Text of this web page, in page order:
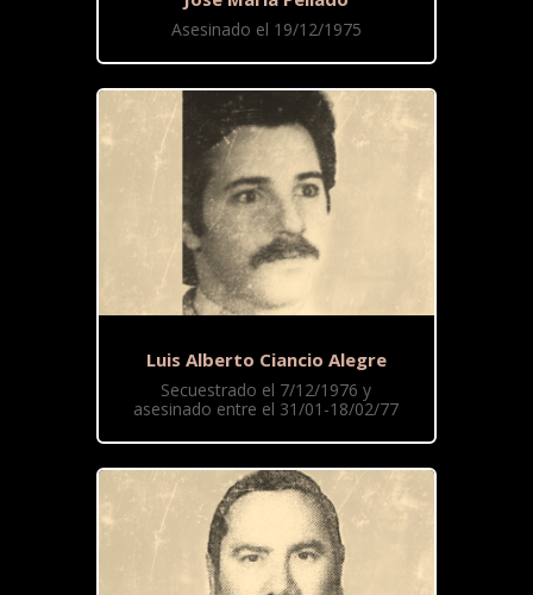
Asesinado el 19/12/1975
Luis Alberto Ciancio Alegre
Secuestrado el 7/12/1976 y
asesinado entre el 31/01-18/02/77